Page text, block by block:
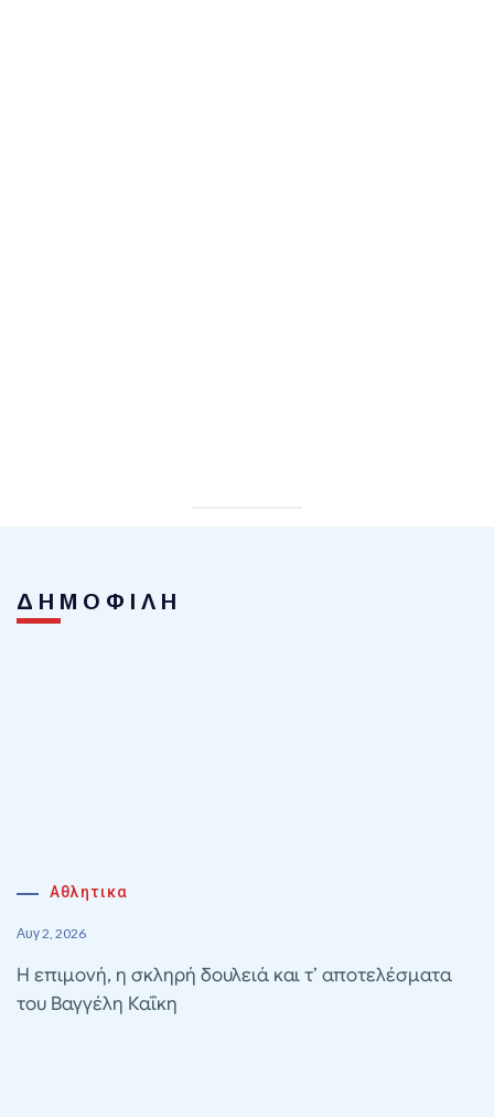
ΔΗΜΟΦΙΛΗ
Αθλητικα
Αυγ 2, 2026
Η επιμονή, η σκληρή δουλειά και τ’ αποτελέσματα
του Βαγγέλη Καΐκη